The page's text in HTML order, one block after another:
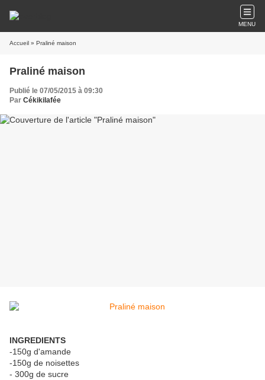
MENU
Accueil » Praliné maison
Praliné maison
Publié le 07/05/2015 à 09:30
Par Cékikilafée
INGREDIENTS
-150g d'amande
-150g de noisettes
- 300g de sucre